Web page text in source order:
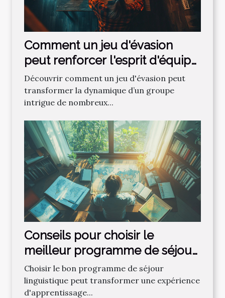
Comment un jeu d'évasion
peut renforcer l'esprit d'équipe
?
Découvrir comment un jeu d'évasion peut
transformer la dynamique d’un groupe
intrigue de nombreux...
Conseils pour choisir le
meilleur programme de séjour
linguistique
Choisir le bon programme de séjour
linguistique peut transformer une expérience
d'apprentissage...